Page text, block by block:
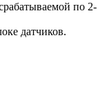
по 2-
датчиков.